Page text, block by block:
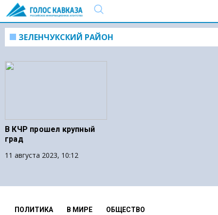
ЗЕЛЕНЧУКСКИЙ РАЙОН
В КЧР прошел крупный
град
11 августа 2023, 10:12
ПОЛИТИКА В МИРЕ ОБЩЕСТВО